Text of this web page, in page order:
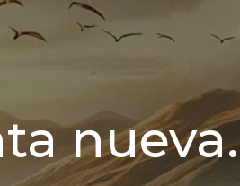
nueva.